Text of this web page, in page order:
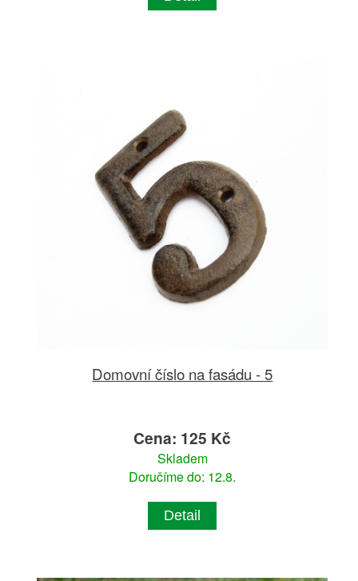
Domovní číslo na fasádu - 5
Cena: 125 Kč
Skladem
Doručíme do: 12.8.
Detail